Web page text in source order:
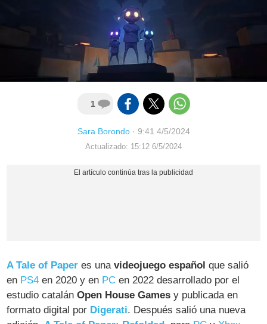
1
Sara Borondo· 9:41 4/5/2024
Actualizado: 15:12 6/5/2024
A Tale of Paper es unavideojuego español que salió
en PS4 en 2020 y en PC en 2022 desarrollado por el
estudio catalánOpen House Games y publicada en
formato digital por Digerati. Después salió una nueva